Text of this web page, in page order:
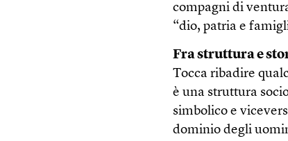
compagni di
“dio, patria e
Fra struttura e
Tocca ribadire
è una struttura
simbolico e
dominio degli